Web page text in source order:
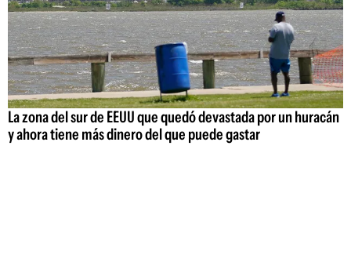
La zona del sur de EEUU que quedó devastada por un huracán
y ahora tiene más dinero del que puede gastar